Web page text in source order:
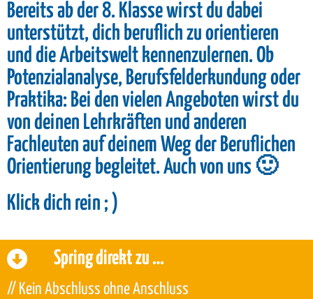
Bereits ab der 8. Klasse wirst du dabei
unterstützt, dich beruflich zu orientieren
und die Arbeitswelt kennenzulernen. Ob
Potenzialanalyse, Berufsfelderkundung oder
Praktika: Bei den vielen Angeboten wirst du
von deinen Lehrkräften und anderen
Fachleuten auf deinem Weg der Beruflichen
Orientierung begleitet. Auch von uns 🙂
Klick dich rein ; )
Spring direkt zu …
// Kein Abschluss ohne Anschluss